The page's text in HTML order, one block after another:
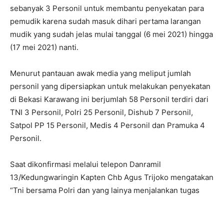
sebanyak 3 Personil untuk membantu penyekatan para
pemudik karena sudah masuk dihari pertama larangan
mudik yang sudah jelas mulai tanggal (6 mei 2021) hingga
(17 mei 2021) nanti.
Menurut pantauan awak media yang meliput jumlah
personil yang dipersiapkan untuk melakukan penyekatan
di Bekasi Karawang ini berjumlah 58 Personil terdiri dari
TNI 3 Personil, Polri 25 Personil, Dishub 7 Personil,
Satpol PP 15 Personil, Medis 4 Personil dan Pramuka 4
Personil.
Saat dikonfirmasi melalui telepon Danramil
13/Kedungwaringin Kapten Chb Agus Trijoko mengatakan
“Tni bersama Polri dan yang lainya menjalankan tugas